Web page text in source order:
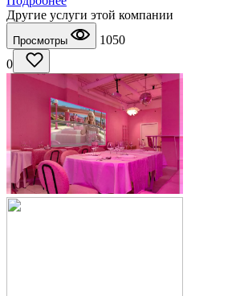
Другие услуги этой компании
Просмотры
1050
0